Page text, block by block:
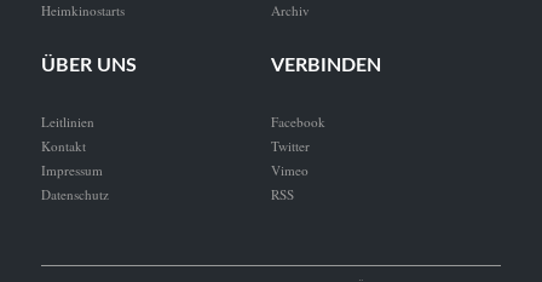
Heimkinostarts
Archiv
ÜBER UNS
Leitlinien
Kontakt
Impressum
Datenschutz
VERBINDEN
Facebook
Twitter
Vimeo
RSS